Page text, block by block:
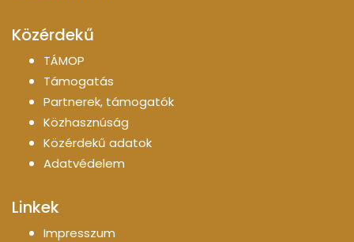
Közérdekű
TÁMOP
Támogatás
Partnerek, támogatók
Közhasznúság
Közérdekű adatok
Adatvédelem
Linkek
Impresszum